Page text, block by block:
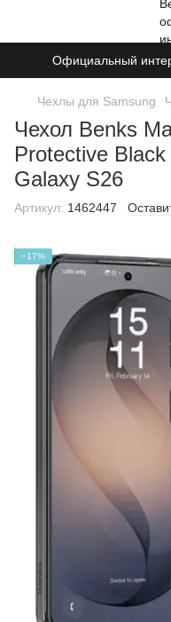
Официальный
Чехлы для Samsung
Чехол Benks
Protective
Galaxy S26
Артикул: 1462447
−17%